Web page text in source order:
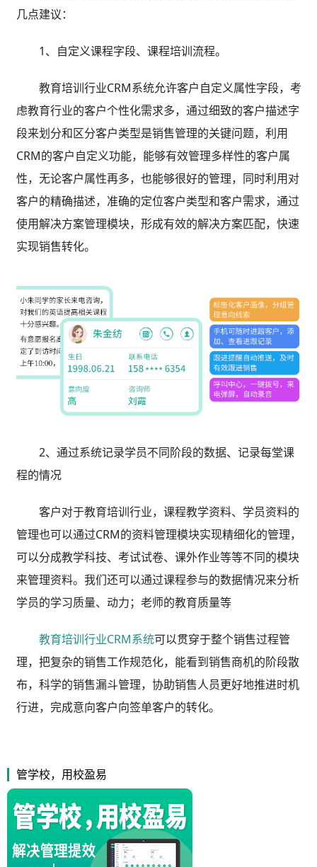
几点建议：
1、自定义课程字段、课程培训流程。
教育培训行业CRM系统允许客户自定义属性字段，考
虑教育行业的客户个性化需求多，通过细致的客户描述字
段来划分和区分客户类型是销售管理的关键问题，利用
CRM的客户自定义功能，能够有效管理多样性的客户属
性，无论客户属性再多，也能够很好的管理，同时利用对
客户的精确描述，准确的定位客户类型和客户需求，通过
使用解决方案管理模块，形成有效的解决方案匹配，快速
实现销售转化。
2、通过系统记录学员不同阶段的数据、记录每堂课
程的情况
客户对于教育培训行业，课程教学资料、学员资料的
管理也可以通过CRM的资料管理模块实现精细化的管理，
可以分成教学科技、考试试卷、课外作业等等不同的模块
来管理资料。我们还可以通过课程参与的数据情况来分析
学员的学习质量、动力；老师的教育质量等
教育培训行业CRM系统可以贯穿于整个销售过程管
理，把复杂的销售工作规范化，能看到销售商机的阶段散
布，科学的销售漏斗管理，协助销售人员更好地推进时机
行进，完成意向客户向签单客户的转化。
管学校，用校盈易